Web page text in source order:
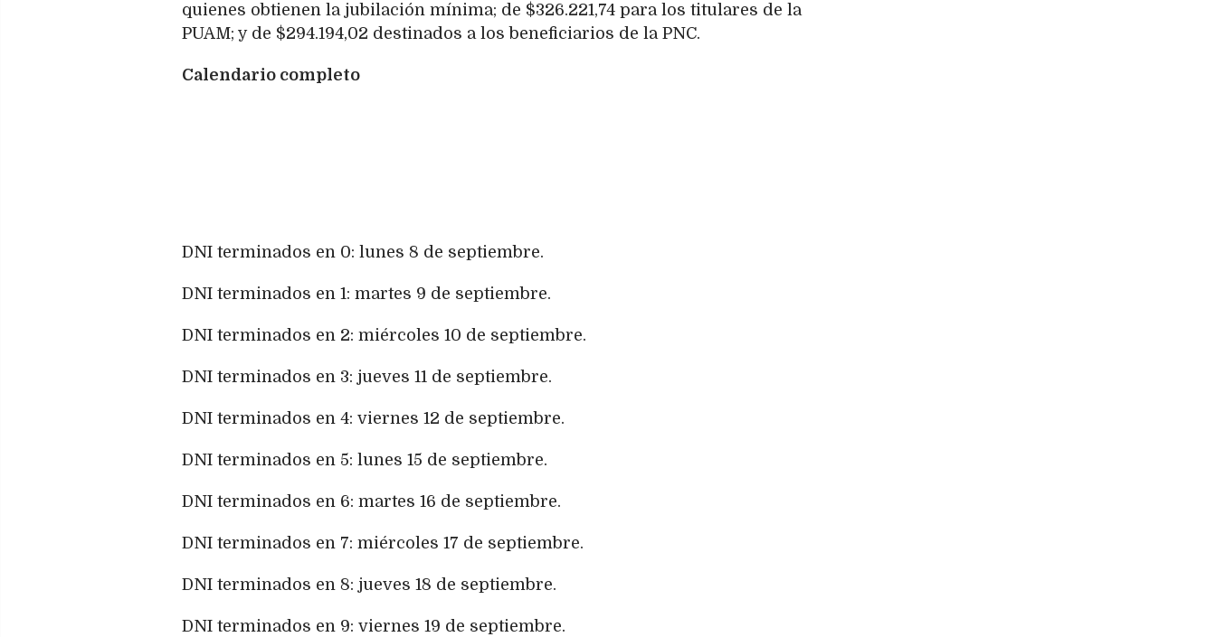
quienes obtienen la jubilación mínima; de $326.221,74 para los titulares de la
PUAM; y de $294.194,02 destinados a los beneficiarios de la PNC.
Calendario completo
DNI terminados en 0: lunes 8 de septiembre.
DNI terminados en 1: martes 9 de septiembre.
DNI terminados en 2: miércoles 10 de septiembre.
DNI terminados en 3: jueves 11 de septiembre.
DNI terminados en 4: viernes 12 de septiembre.
DNI terminados en 5: lunes 15 de septiembre.
DNI terminados en 6: martes 16 de septiembre.
DNI terminados en 7: miércoles 17 de septiembre.
DNI terminados en 8: jueves 18 de septiembre.
DNI terminados en 9: viernes 19 de septiembre.